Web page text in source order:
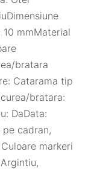
mmMaterial
bratara
Catarama tip
bratara:
DaData:
pe cadran,
markeri